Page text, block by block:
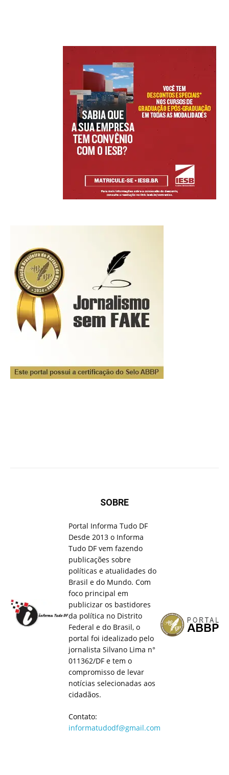
SOBRE
Portal Informa Tudo DF
Desde 2013 o Informa
Tudo DF vem fazendo
publicações sobre
políticas e atualidades do
Brasil e do Mundo. Com
foco principal em
publicizar os bastidores
da política no Distrito
Federal e do Brasil, o
portal foi idealizado pelo
jornalista Silvano Lima n°
011362/DF e tem o
compromisso de levar
notícias selecionadas aos
cidadãos.
Contato:
informatudodf@gmail.com